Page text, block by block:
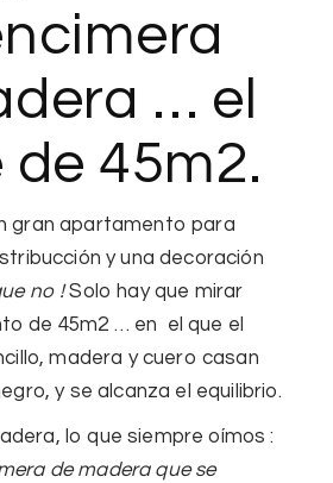
… el
45m2.
gran apartamento para
y una decoración
no !Solo hay que mirar
de 45m2 … en el que el
, madera y cuero casan
y se alcanza el equilibrio.
, lo que siempre oímos :
de madera que se